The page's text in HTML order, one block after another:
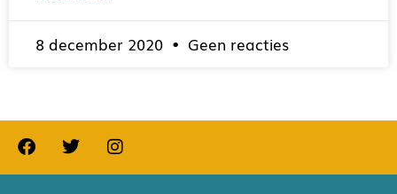
8 december 2020 Geen reacties